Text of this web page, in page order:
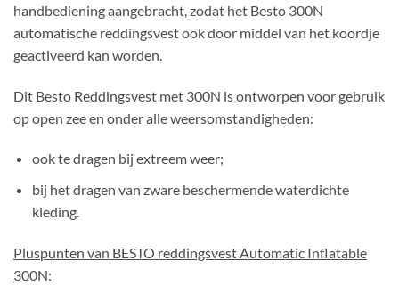
handbediening aangebracht, zodat het Besto 300N
automatische reddingsvest ook door middel van het koordje
geactiveerd kan worden.
Dit Besto Reddingsvest met 300N is ontworpen voor gebruik
op open zee en onder alle weersomstandigheden:
ook te dragen bij extreem weer;
bij het dragen van zware beschermende waterdichte
kleding.
Pluspunten van BESTO reddingsvest Automatic Inflatable
300N: